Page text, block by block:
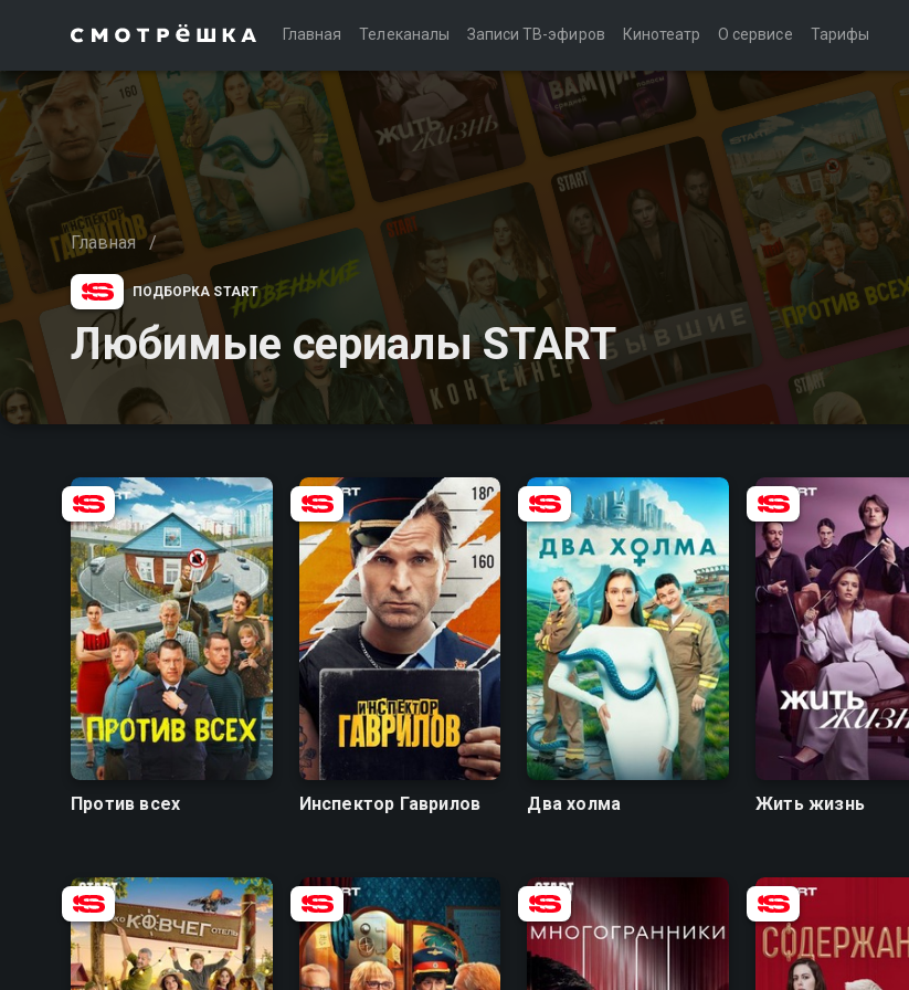
Главная Телеканалы Записи ТВ-эфиров Кинотеатр О сервисе Тарифы
Главная /
ПОДБОРКА START
Любимые сериалы START
7.7 6.3
Против всех
8.2 7.5
Инспектор Гаврилов
7.6 6.6
Два холма
7.5 5.8
Жить жизнь